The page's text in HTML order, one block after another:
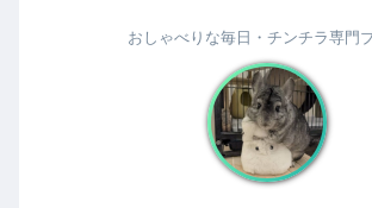
おしゃべりな毎日・チンチラ専門